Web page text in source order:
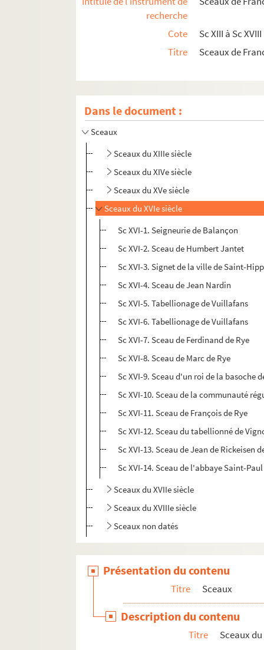
recherche
Cote
Sc XIII à Sc XVIII
Titre
Sceaux de
Dans le document :
Sceaux
Sceaux du XIIIe siècle
Sceaux du XIVe siècle
Sceaux du XVe siècle
Sceaux du XVIe siècle
Sc XVI-1. Seigneurie de Balançon
Sc XVI-2. Sceau de Humbert Jantet
Sc XVI-3. Signet de la ville de Saint-
Sc XVI-4. Sceau de Jean Nardin
Sc XVI-5. Tabellionage de Vuillafans
Sc XVI-6. Tabellionage de Vuillafans
Sc XVI-7. Sceau de Ferdinand de Rye
Sc XVI-8. Sceau de Marc de Rye
Sc XVI-9. Sceau d'un roi de la basoche
Sc XVI-10. Sceau de la communauté
Sc XVI-11. Sceau de François de Rye
Sc XVI-12. Sceau du tabellionné de
Sc XVI-13. Sceau de Jean de Rickeisen
Sc XVI-14. Sceau de l'abbaye Saint-
Sceaux du XVIIe siècle
Sceaux du XVIIIe siècle
Sceaux non datés
Présentation du contenu
Titre Sceaux
Description du contenu
Titre Sceaux